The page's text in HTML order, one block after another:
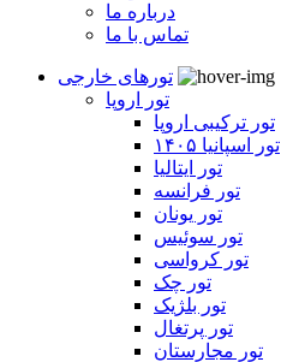
درباره ما
تماس با ما
تورهای خارجی
تور اروپا
تور ترکیبی اروپا
تور اسپانیا ۱۴۰۵
تور ایتالیا
تور فرانسه
تور یونان
تور سوئیس
تور کرواسی
تور چک
تور بلژیک
تور پرتغال
تور مجارستان